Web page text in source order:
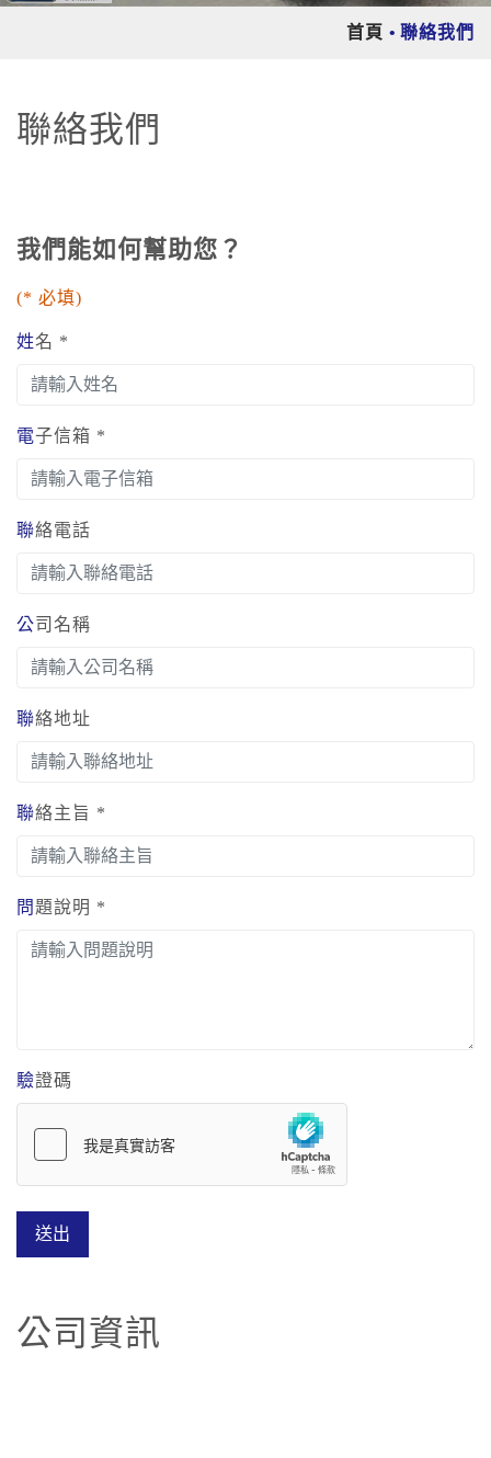
首頁 聯絡我們
聯絡我們
我們能如何幫助您？
(* 必填)
姓名 *
電子信箱 *
聯絡電話
公司名稱
聯絡地址
聯絡主旨 *
問題說明 *
驗證碼
送出
公司資訊